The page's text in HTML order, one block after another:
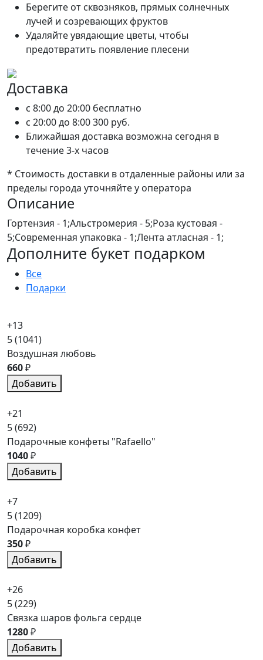
Берегите от сквозняков, прямых солнечных
лучей и созревающих фруктов
Удаляйте увядающие цветы, чтобы
предотвратить появление плесени
Доставка
c 8:00 до 20:00 бесплатно
c 20:00 до 8:00300 руб.
Ближайшая доставка возможна сегодня в
течение 3-х часов
* Стоимость доставки в отдаленные районы или за
пределы города уточняйте у оператора
Описание
Гортензия - 1;Альстромерия - 5;Роза кустовая -
5;Современная упаковка - 1;Лента атласная - 1;
Дополните букет подарком
Все
Подарки
+13
5(1041)
Воздушная любовь
660₽
Добавить
+21
5(692)
Подарочные конфеты "Rafaello"
1040₽
Добавить
+7
5(1209)
Подарочная коробка конфет
350₽
Добавить
+26
5(229)
Связка шаров фольга сердце
1280₽
Добавить